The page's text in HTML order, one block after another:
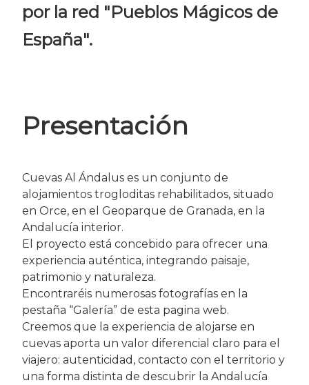
por la red "Pueblos Mágicos de
España".
Presentación
Cuevas Al Ándalus es un conjunto de
alojamientos trogloditas rehabilitados, situado
en Orce, en el Geoparque de Granada, en la
Andalucía interior.
El proyecto está concebido para ofrecer una
experiencia auténtica, integrando paisaje,
patrimonio y naturaleza.
Encontraréis numerosas fotografías en la
pestaña “Galería” de esta pagina web.
Creemos que la experiencia de alojarse en
cuevas aporta un valor diferencial claro para el
viajero: autenticidad, contacto con el territorio y
una forma distinta de descubrir la Andalucía